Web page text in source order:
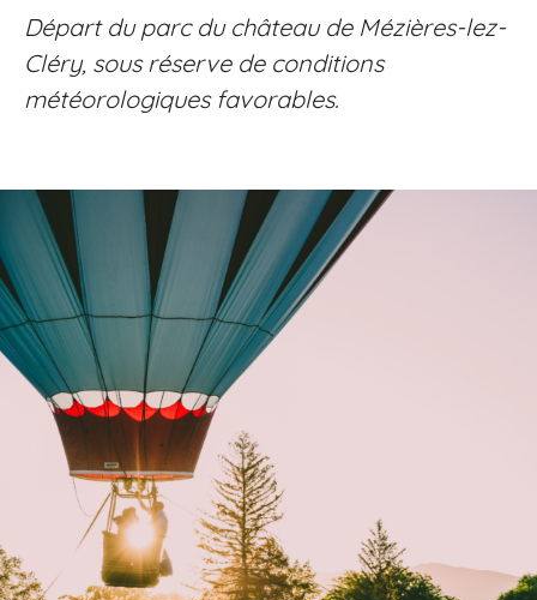
Départ du parc du château de Mézières-lez-
Cléry, sous réserve de conditions
météorologiques favorables.